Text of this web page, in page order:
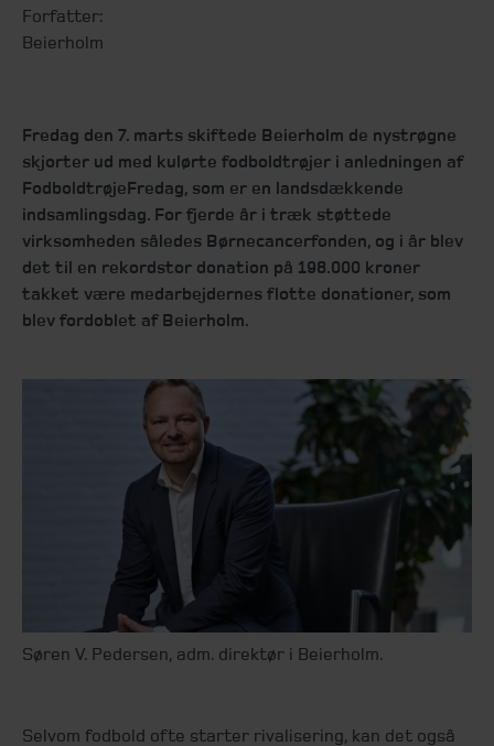
Forfatter:
Beierholm
Fredag den 7. marts skiftede Beierholm de nystrøgne
skjorter ud med kulørte fodboldtrøjer i anledningen af
FodboldtrøjeFredag, som er en landsdækkende
indsamlingsdag. For fjerde år i træk støttede
virksomheden således Børnecancerfonden, og i år blev
det til en rekordstor donation på 198.000 kroner
takket være medarbejdernes flotte donationer, som
blev fordoblet af Beierholm.
Søren V. Pedersen, adm. direktør i Beierholm.
Selvom fodbold ofte starter rivalisering, kan det også